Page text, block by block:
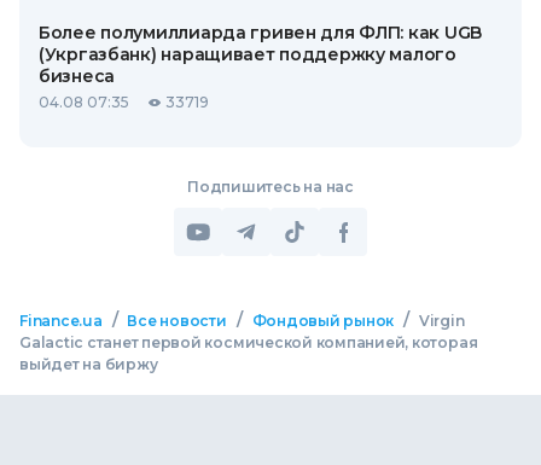
Более полумиллиарда гривен для ФЛП: как UGB
(Укргазбанк) наращивает поддержку малого
бизнеса
04.08 07:35 33719
Подпишитесь на нас
Finance.ua / Все новости / Фондовый рынок / Virgin
Galactic станет первой космической компанией, которая
выйдет на биржу